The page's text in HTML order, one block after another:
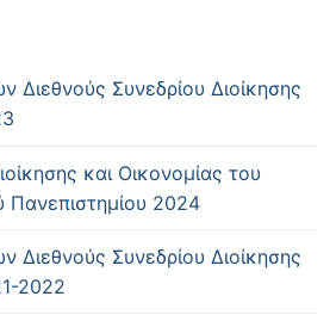
Διεθνούς Συνεδρίου Διοίκησης
και Οικονομίας του
Πανεπιστημίου 2024
Διεθνούς Συνεδρίου Διοίκησης
2022